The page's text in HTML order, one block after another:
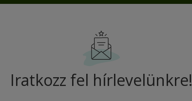
Iratkozz fel hírlevelünkre!